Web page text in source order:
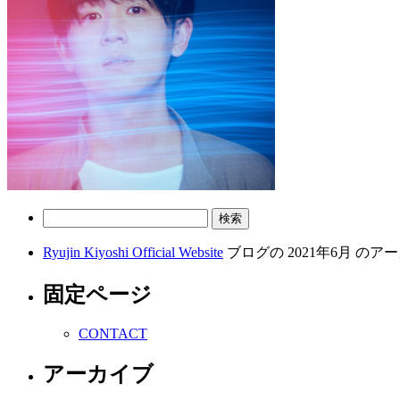
Ryujin Kiyoshi Official Website ブログの 2021年6月 のア
固定ページ
CONTACT
アーカイブ